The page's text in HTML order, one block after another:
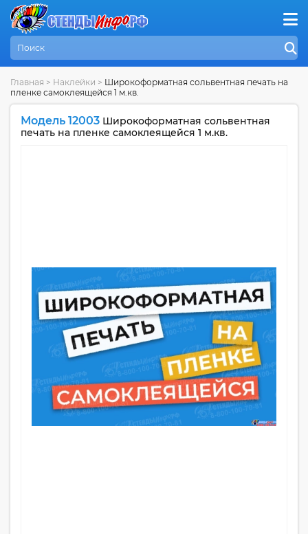
Главная > Наклейки > Широкоформатная сольвентная печать на
пленке самоклеящейся 1 м.кв.
Модель 12003 Широкоформатная сольвентная
печать на пленке самоклеящейся 1 м.кв.